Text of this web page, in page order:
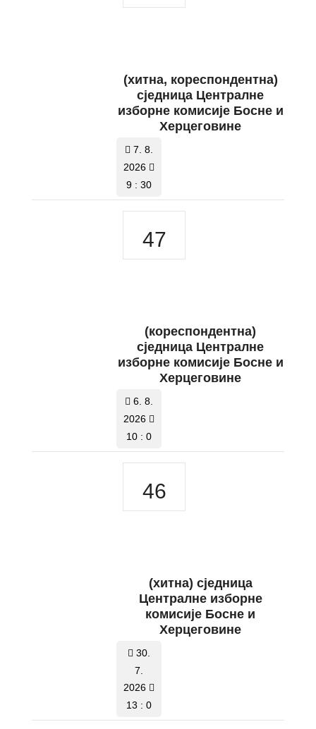
(хитнa, кореспондентнa)
сједницa Централне
изборне комисије Босне и
Херцеговине
7. 8.
2026
9 : 30
47
(кореспондентна)
сједница Централне
изборне комисије Босне и
Херцеговине
6. 8.
2026
10 : 0
46
(хитна) сједница
Централне изборне
комисије Босне и
Херцеговине
30.
7.
2026
13 : 0